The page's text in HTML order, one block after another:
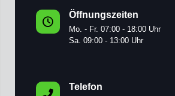
Öffnungszeiten
Mo. - Fr. 07:00 - 18:00 Uhr
Sa. 09:00 - 13:00 Uhr
Telefon